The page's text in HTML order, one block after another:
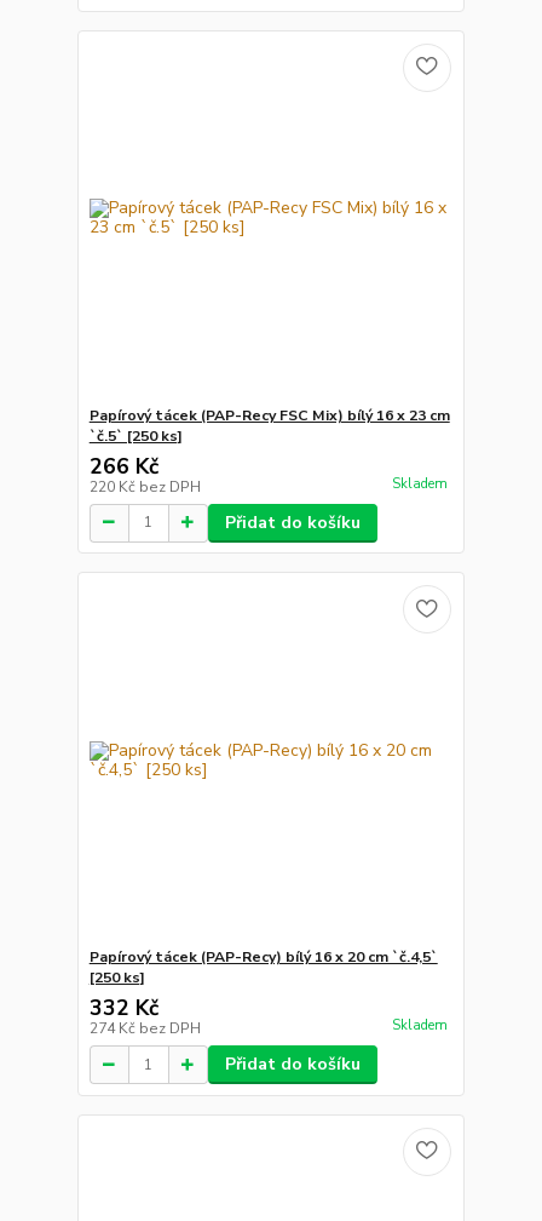
Papírový tácek (PAP-Recy FSC Mix) bílý 16 x 23 cm
`č.5` [250 ks]
266 Kč
220 Kč bez DPH Skladem
Přidat do košíku
Papírový tácek (PAP-Recy) bílý 16 x 20 cm `č.4,5`
[250 ks]
332 Kč
274 Kč bez DPH Skladem
Přidat do košíku